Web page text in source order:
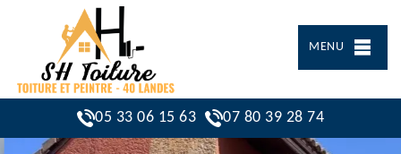
MENU
05 33 06 15 63 07 80 39 28 74